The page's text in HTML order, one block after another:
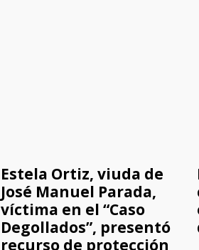
Estela Ortiz, viuda de
José Manuel Parada,
víctima en el “Caso
Degollados”, presentó
recurso de protección